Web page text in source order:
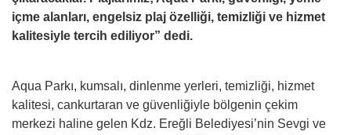
içme alanları, engelsiz plaj özelliği, temizliği ve hizmet
kalitesiyle tercih ediliyor” dedi.
Aqua Parkı, kumsalı, dinlenme yerleri, temizliği, hizmet
kalitesi, cankurtaran ve güvenliğiyle bölgenin çekim
merkezi haline gelen Kdz. Ereğli Belediyesi’nin Sevgi ve